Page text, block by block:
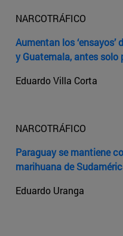
NARCOTRÁFICO
Aumentan los
y Guatemala, antes solo
Eduardo Villa Corta
NARCOTRÁFICO
Paraguay se mantiene
marihuana de
Eduardo Uranga